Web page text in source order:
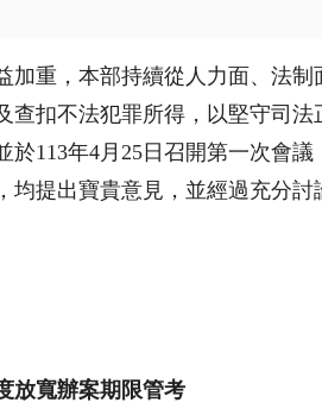
重，本部持續從人力面、法
扣不法犯罪所得，以堅守司
於113年4月 25 日召開第一次會
提出寶貴意見，並經過充分
放寬辦案期限管考